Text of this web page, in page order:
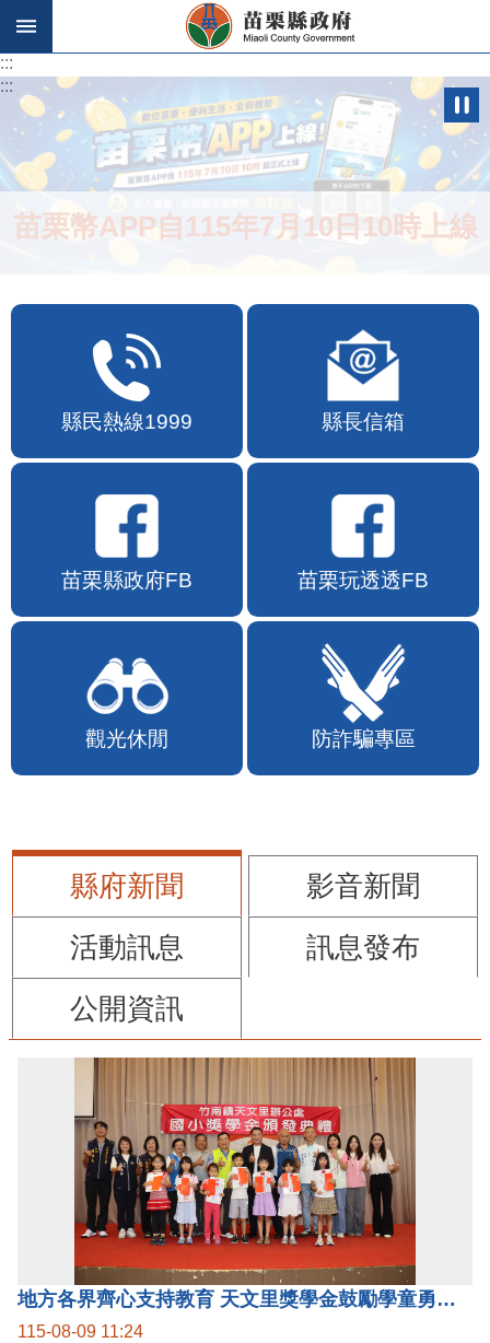
跳到主要內容區塊
:::
:::
苗栗幣APP自115年7月10日10時上線
縣民熱線1999 縣長信箱
苗栗縣政府FB 苗栗玩透透FB
觀光休閒 防詐騙專區
縣府新聞
影音新聞
活動訊息
訊息發布
公開資訊
地方各界齊心支持教育 天文里獎學金鼓勵學童勇敢追夢
115-08-09 11:24